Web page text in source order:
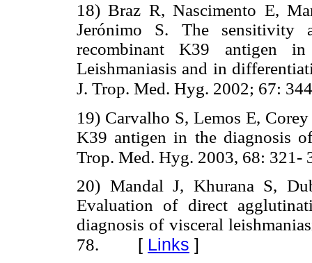
18) Braz R, Nascimento E,
Jerónimo S. The sensitivity
recombinant K39 antigen
Leishmaniasis and in
J. Trop. Med. Hyg. 2002; 67:
19) Carvalho S, Lemos E,
K39 antigen in the diagnosis
Trop. Med. Hyg. 2003, 68: 321-
20) Mandal J, Khurana S,
Evaluation of direct
diagnosis of visceral
78. [ Links ]